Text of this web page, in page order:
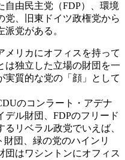
自由民主党（FDP）、環境
党、旧東ドイツ政権党から
党がある。
リカにオフィスを持って
は独立した立場の財団を一
実質的な党の「顔」として
のコンラート・アデナ
デル財団、FDPのフリード
リベラル政党でいえば、
団、緑の党のハインリ
団はワシントンにオフィス